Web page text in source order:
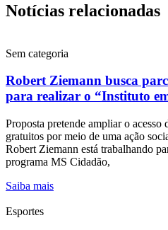
Notícias relacionadas
Sem categoria
Robert Ziemann busca
para realizar o “Instituto
Proposta pretende ampliar o
gratuitos por meio de uma ação
Robert Ziemann está trabalhando
programa MS Cidadão,
Saiba mais
Esportes